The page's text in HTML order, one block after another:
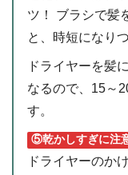
ツ！ ブラシで髪
と、時短になり
ドライヤーを髪
なるので、15～
す。
⑤乾かしすぎに注
ドライヤーのか